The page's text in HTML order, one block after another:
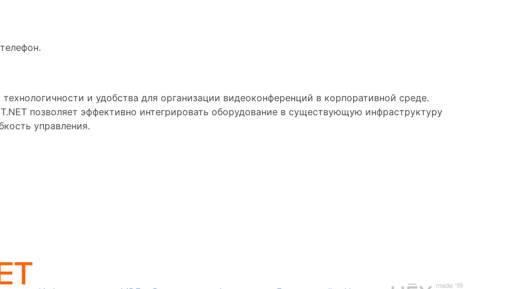
и удобства для организации видеоконференций в корпоративной среде.
позволяет эффективно интегрировать оборудование в существующую инфраструктуру
управления.